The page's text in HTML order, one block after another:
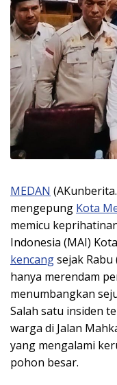
MEDAN
mengepung Kota
memicu
Indonesia (MAI)
kencangsejak
hanya merendam
menumbangkan
Salah satu insiden
warga di Jalan
yang mengalami
pohon besar.